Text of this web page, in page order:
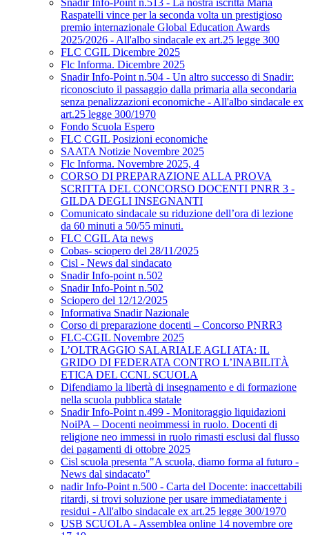
Snadir Info-Point n.513 - La nostra iscritta Maria
Raspatelli vince per la seconda volta un prestigioso
premio internazionale Global Education Awards
2025/2026 - All'albo sindacale ex art.25 legge 300
FLC CGIL Dicembre 2025
Flc Informa. Dicembre 2025
Snadir Info-Point n.504 - Un altro successo di Snadir:
riconosciuto il passaggio dalla primaria alla secondaria
senza penalizzazioni economiche - All'albo sindacale ex
art.25 legge 300/1970
Fondo Scuola Espero
FLC CGIL Posizioni economiche
SAATA Notizie Novembre 2025
Flc Informa. Novembre 2025, 4
CORSO DI PREPARAZIONE ALLA PROVA
SCRITTA DEL CONCORSO DOCENTI PNRR 3 -
GILDA DEGLI INSEGNANTI
Comunicato sindacale su riduzione dell’ora di lezione
da 60 minuti a 50/55 minuti.
FLC CGIL Ata news
Cobas- sciopero del 28/11/2025
Cisl - News dal sindacato
Snadir Info-point n.502
Snadir Info-Point n.502
Sciopero del 12/12/2025
Informativa Snadir Nazionale
Corso di preparazione docenti – Concorso PNRR3
FLC-CGIL Novembre 2025
L’OLTRAGGIO SALARIALE AGLI ATA: IL
GRIDO DI FEDERATA CONTRO L’INABILITÀ
ETICA DEL CCNL SCUOLA
Difendiamo la libertà di insegnamento e di formazione
nella scuola pubblica statale
Snadir Info-Point n.499 - Monitoraggio liquidazioni
NoiPA – Docenti neoimmessi in ruolo. Docenti di
religione neo immessi in ruolo rimasti esclusi dal flusso
dei pagamenti di ottobre 2025
Cisl scuola presenta "A scuola, diamo forma al futuro -
News dal sindacato"
nadir Info-Point n.500 - Carta del Docente: inaccettabili
ritardi, si trovi soluzione per usare immediatamente i
residui - All'albo sindacale ex art.25 legge 300/1970
USB SCUOLA - Assemblea online 14 novembre ore